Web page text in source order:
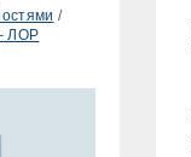
/
- ЛОР